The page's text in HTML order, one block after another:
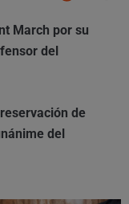
March por su
del
de
del